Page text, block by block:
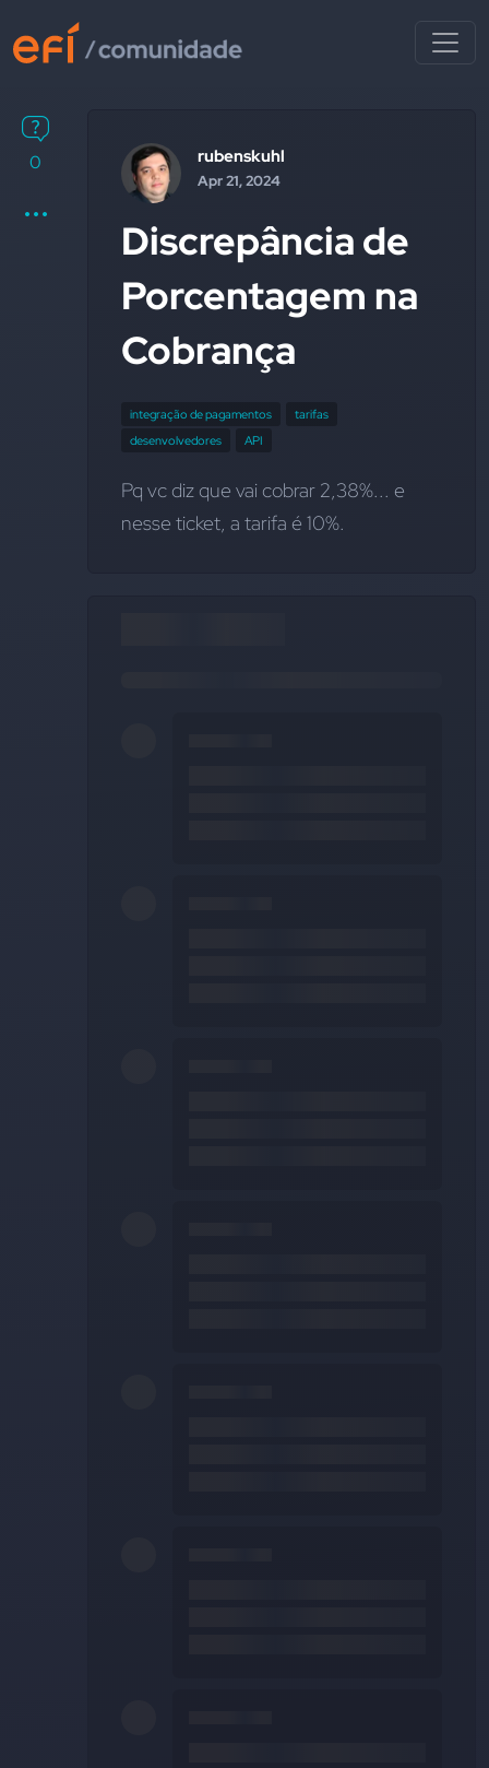
0 rubenskuhl
Apr 21, 2024
Discrepância de
Porcentagem na
Cobrança
integração de pagamentos
tarifas
desenvolvedores
API
Pq vc diz que vai cobrar 2,38%... e
nesse ticket, a tarifa é 10%.